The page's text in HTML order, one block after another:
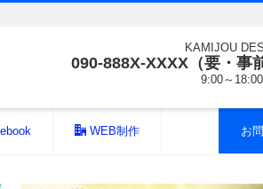
KAMIJOU
090-888X-XXXX（要・事
9:00～
WEB制作 お